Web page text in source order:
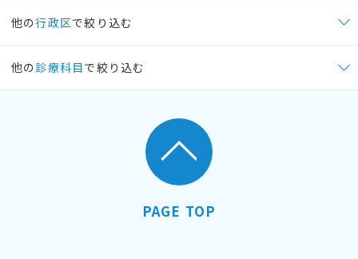
他の行政区で絞り込む
他の 診療科目で絞り込む
PAGE TOP